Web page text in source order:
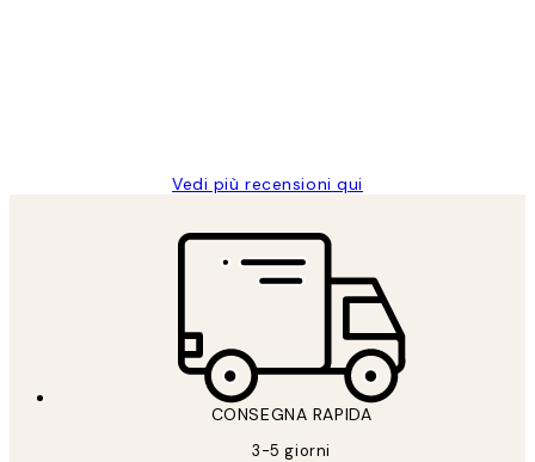
Vedi più recensioni qui
CONSEGNA RAPIDA
3-5 giorni